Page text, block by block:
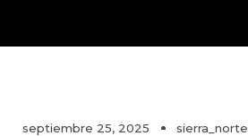
septiembre 25, 2025 sierra_norte